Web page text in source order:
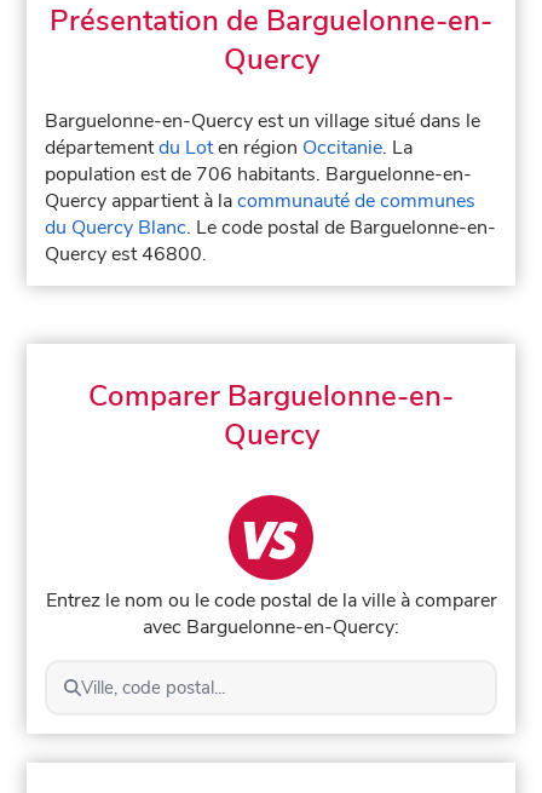
Présentation de Barguelonne-en-
Quercy
Barguelonne-en-Quercy est un village situé dans le
départementdu Loten région Occitanie. La
population est de 706 habitants. Barguelonne-en-
Quercy appartient à lacommunauté de communes
du Quercy Blanc. Le code postal de Barguelonne-en-
Quercy est 46800.
Comparer Barguelonne-en-
Quercy
Entrez le nom ou le code postal de la ville à comparer
avec Barguelonne-en-Quercy:
Ville, code postal...